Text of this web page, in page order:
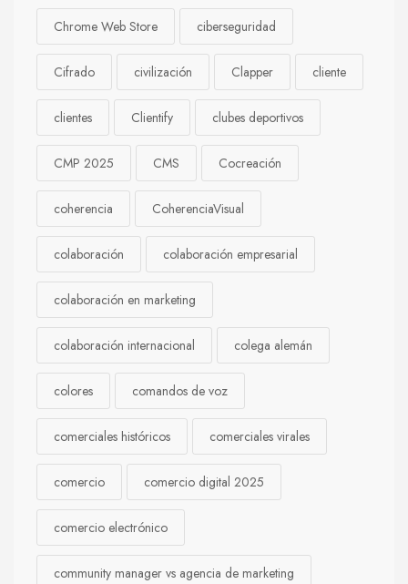
Chrome Web Store ciberseguridad
Cifrado civilización Clapper cliente
clientes Clientify clubes deportivos
CMP 2025 CMS Cocreación
coherencia CoherenciaVisual
colaboración colaboración empresarial
colaboración en marketing
colaboración internacional colega alemán
colores comandos de voz
comerciales históricos comerciales virales
comercio comercio digital 2025
comercio electrónico
community manager vs agencia de marketing